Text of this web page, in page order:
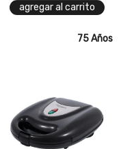
agregar al carrito
75 Años